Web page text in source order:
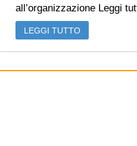
all’organizzazione Leggi
LEGGI TUTTO